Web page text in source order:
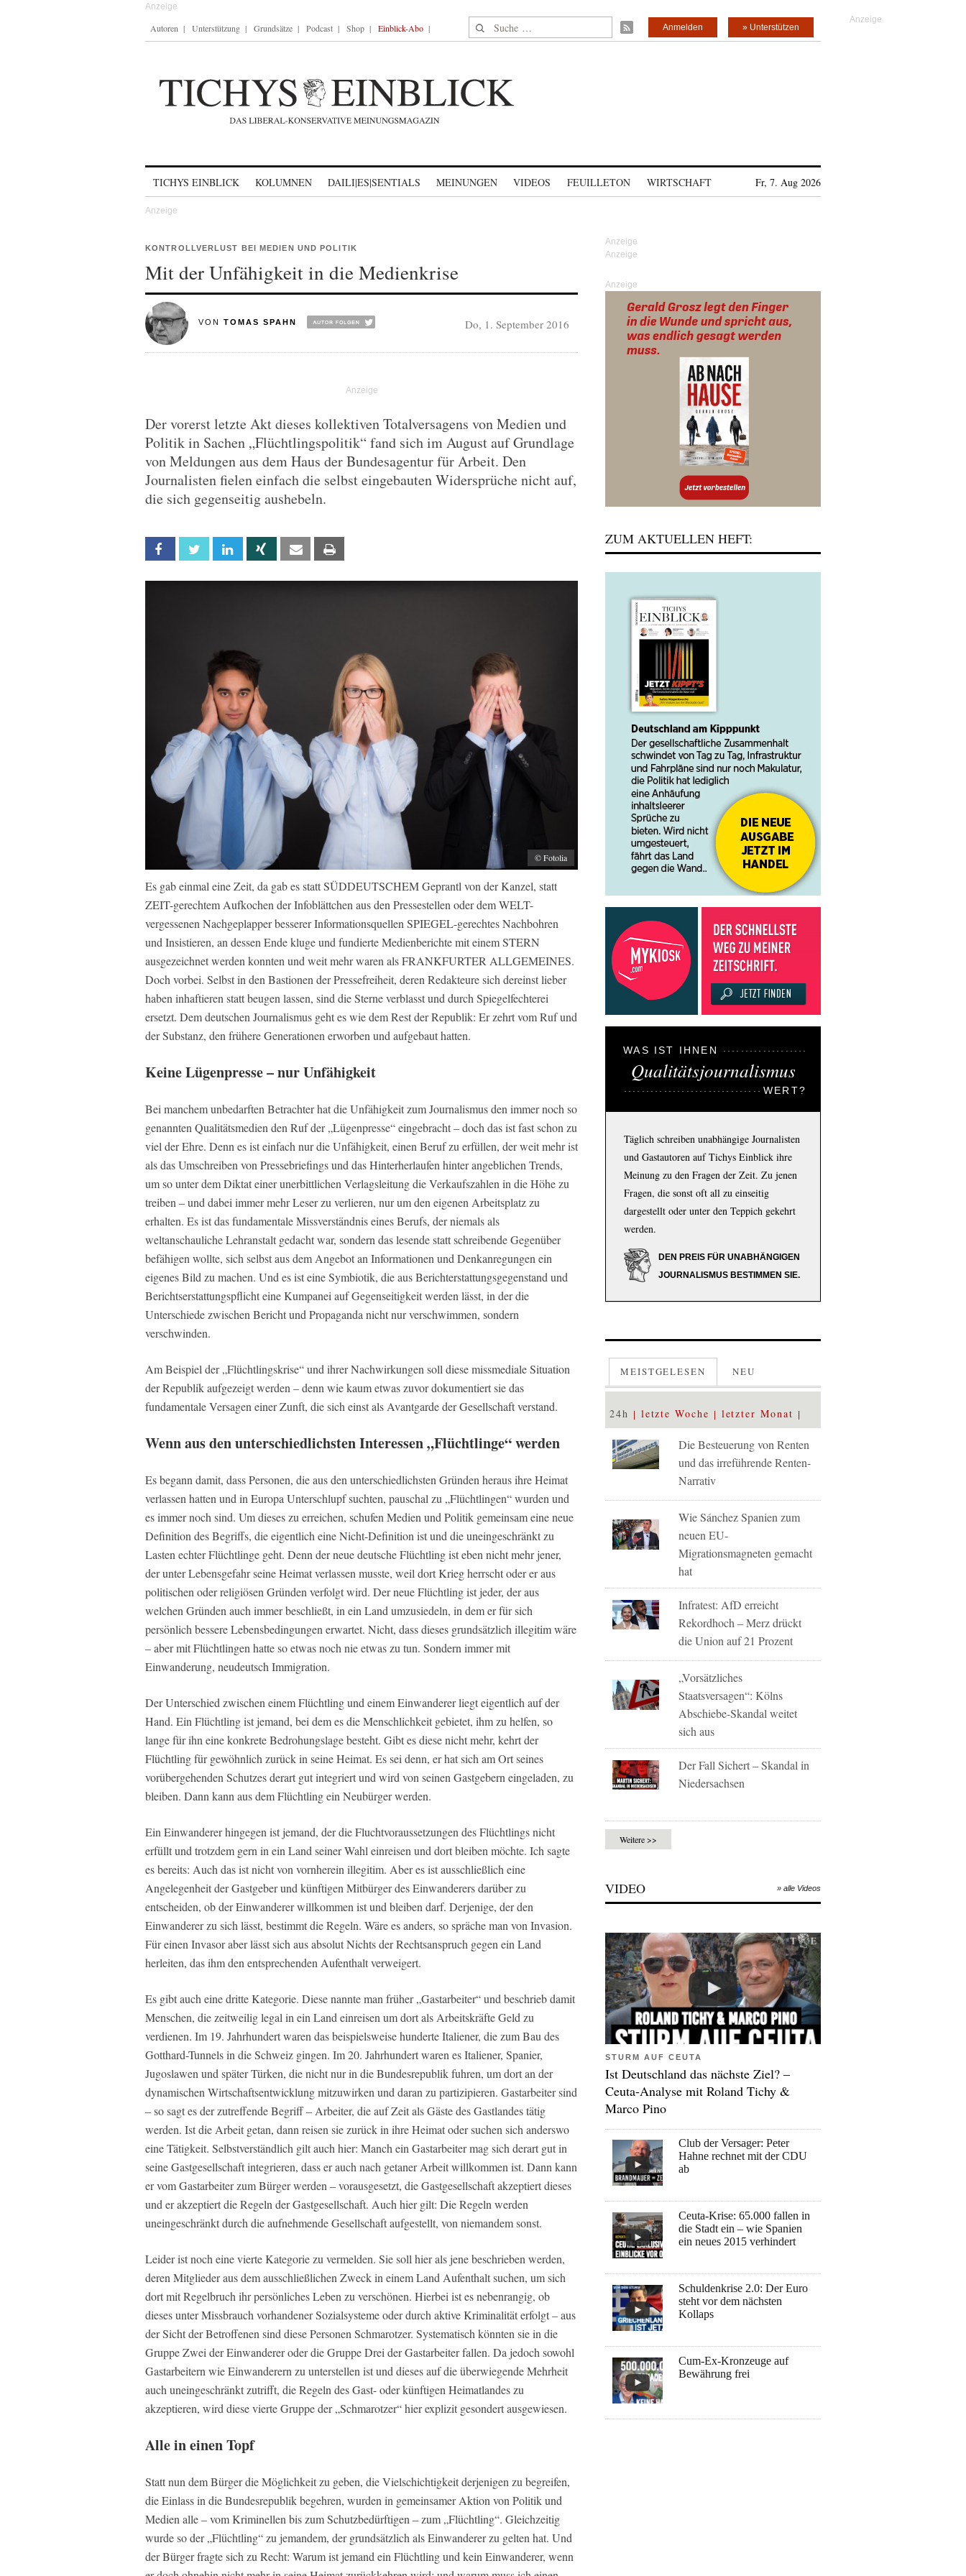
Autoren Unterstützung Grundsätze Podcast Shop Einblick-Abo Suche nach: » Unterstützen
Anmelden
TICHYS EINBLICK KOLUMNEN DAILI|ES|SENTIALS MEINUNGEN VIDEOS FEUILLETON WIRTSCHAFT Fr, 7. Aug 2026
KONTROLLVERLUST BEI MEDIEN UND POLITIK
Mit der Unfähigkeit in die Medienkrise
VON TOMAS SPAHN Do, 1. September 2016
Der vorerst letzte Akt dieses kollektiven Totalversagens von Medien und
Politik in Sachen „Flüchtlingspolitik“ fand sich im August auf Grundlage
von Meldungen aus dem Haus der Bundesagentur für Arbeit. Den
Journalisten fielen einfach die selbst eingebauten Widersprüche nicht auf,
die sich gegenseitig aushebeln.
Facebook Twitter Linkedin Xing Email
© Fotolia
Es gab einmal eine Zeit, da gab es statt SÜDDEUTSCHEM Geprantl von der Kanzel, statt
ZEIT-gerechtem Aufkochen der Infoblättchen aus den Pressestellen oder dem WELT-
vergessenen Nachgeplapper besserer Informationsquellen SPIEGEL-gerechtes Nachbohren
und Insistieren, an dessen Ende kluge und fundierte Medienberichte mit einem STERN
ausgezeichnet werden konnten und weit mehr waren als FRANKFURTER ALLGEMEINES.
Doch vorbei. Selbst in den Bastionen der Pressefreiheit, deren Redakteure sich dereinst lieber
haben inhaftieren statt beugen lassen, sind die Sterne verblasst und durch Spiegelfechterei
ersetzt. Dem deutschen Journalismus geht es wie dem Rest der Republik: Er zehrt vom Ruf und
der Substanz, den frühere Generationen erworben und aufgebaut hatten.
Keine Lügenpresse – nur Unfähigkeit
Bei manchem unbedarften Betrachter hat die Unfähigkeit zum Journalismus den immer noch so
genannten Qualitätsmedien den Ruf der „Lügenpresse“ eingebracht – doch das ist fast schon zu
viel der Ehre. Denn es ist einfach nur die Unfähigkeit, einen Beruf zu erfüllen, der weit mehr ist
als das Umschreiben von Pressebriefings und das Hinterherlaufen hinter angeblichen Trends,
um so unter dem Diktat einer unerbittlichen Verlagsleitung die Verkaufszahlen in die Höhe zu
treiben – und dabei immer mehr Leser zu verlieren, nur um den eigenen Arbeitsplatz zu
erhalten. Es ist das fundamentale Missverständnis eines Berufs, der niemals als
weltanschauliche Lehranstalt gedacht war, sondern das lesende statt schreibende Gegenüber
befähigen wollte, sich selbst aus dem Angebot an Informationen und Denkanregungen ein
eigenes Bild zu machen. Und es ist eine Symbiotik, die aus Berichterstattungsgegenstand und
Berichtserstattungspflicht eine Kumpanei auf Gegenseitigkeit werden lässt, in der die
Unterschiede zwischen Bericht und Propaganda nicht nur verschwimmen, sondern
verschwinden.
Am Beispiel der „Flüchtlingskrise“ und ihrer Nachwirkungen soll diese missmediale Situation
der Republik aufgezeigt werden – denn wie kaum etwas zuvor dokumentiert sie das
fundamentale Versagen einer Zunft, die sich einst als Avantgarde der Gesellschaft verstand.
Wenn aus den unterschiedlichsten Interessen „Flüchtlinge“ werden
Es begann damit, dass Personen, die aus den unterschiedlichsten Gründen heraus ihre Heimat
verlassen hatten und in Europa Unterschlupf suchten, pauschal zu „Flüchtlingen“ wurden und
es immer noch sind. Um dieses zu erreichen, schufen Medien und Politik gemeinsam eine neue
Definition des Begriffs, die eigentlich eine Nicht-Definition ist und die uneingeschränkt zu
Lasten echter Flüchtlinge geht. Denn der neue deutsche Flüchtling ist eben nicht mehr jener,
der unter Lebensgefahr seine Heimat verlassen musste, weil dort Krieg herrscht oder er aus
politischen oder religiösen Gründen verfolgt wird. Der neue Flüchtling ist jeder, der aus
welchen Gründen auch immer beschließt, in ein Land umzusiedeln, in dem er für sich
persönlich bessere Lebensbedingungen erwartet. Nicht, dass dieses grundsätzlich illegitim wäre
– aber mit Flüchtlingen hatte so etwas noch nie etwas zu tun. Sondern immer mit
Einwanderung, neudeutsch Immigration.
Der Unterschied zwischen einem Flüchtling und einem Einwanderer liegt eigentlich auf der
Hand. Ein Flüchtling ist jemand, bei dem es die Menschlichkeit gebietet, ihm zu helfen, so
lange für ihn eine konkrete Bedrohungslage besteht. Gibt es diese nicht mehr, kehrt der
Flüchtling für gewöhnlich zurück in seine Heimat. Es sei denn, er hat sich am Ort seines
vorübergehenden Schutzes derart gut integriert und wird von seinen Gastgebern eingeladen, zu
bleiben. Dann kann aus dem Flüchtling ein Neubürger werden.
Ein Einwanderer hingegen ist jemand, der die Fluchtvoraussetzungen des Flüchtlings nicht
erfüllt und trotzdem gern in ein Land seiner Wahl einreisen und dort bleiben möchte. Ich sagte
es bereits: Auch das ist nicht von vornherein illegitim. Aber es ist ausschließlich eine
Angelegenheit der Gastgeber und künftigen Mitbürger des Einwanderers darüber zu
entscheiden, ob der Einwanderer willkommen ist und bleiben darf. Derjenige, der den
Einwanderer zu sich lässt, bestimmt die Regeln. Wäre es anders, so spräche man von Invasion.
Für einen Invasor aber lässt sich aus absolut Nichts der Rechtsanspruch gegen ein Land
herleiten, das ihm den entsprechenden Aufenthalt verweigert.
Es gibt auch eine dritte Kategorie. Diese nannte man früher „Gastarbeiter“ und beschrieb damit
Menschen, die zeitweilig legal in ein Land einreisen um dort als Arbeitskräfte Geld zu
verdienen. Im 19. Jahrhundert waren das beispielsweise hunderte Italiener, die zum Bau des
Gotthard-Tunnels in die Schweiz gingen. Im 20. Jahrhundert waren es Italiener, Spanier,
Jugoslawen und später Türken, die nicht nur in die Bundesrepublik fuhren, um dort an der
dynamischen Wirtschaftsentwicklung mitzuwirken und daran zu partizipieren. Gastarbeiter sind
– so sagt es der zutreffende Begriff – Arbeiter, die auf Zeit als Gäste des Gastlandes tätig
werden. Ist die Arbeit getan, dann reisen sie zurück in ihre Heimat oder suchen sich anderswo
eine Tätigkeit. Selbstverständlich gilt auch hier: Manch ein Gastarbeiter mag sich derart gut in
seine Gastgesellschaft integrieren, dass er auch nach getaner Arbeit willkommen ist. Dann kann
er vom Gastarbeiter zum Bürger werden – vorausgesetzt, die Gastgesellschaft akzeptiert dieses
und er akzeptiert die Regeln der Gastgesellschaft. Auch hier gilt: Die Regeln werden
uneingeschränkt durch die aufnehmende Gesellschaft aufgestellt, von niemandem sonst.
Leider ist noch eine vierte Kategorie zu vermelden. Sie soll hier als jene beschrieben werden,
deren Mitglieder aus dem ausschließlichen Zweck in einem Land Aufenthalt suchen, um sich
dort mit Regelbruch ihr persönliches Leben zu verschönen. Hierbei ist es nebenrangig, ob
dieses unter Missbrauch vorhandener Sozialsysteme oder durch aktive Kriminalität erfolgt – aus
der Sicht der Betroffenen sind diese Personen Schmarotzer. Systematisch könnten sie in die
Gruppe Zwei der Einwanderer oder die Gruppe Drei der Gastarbeiter fallen. Da jedoch sowohl
Gastarbeitern wie Einwanderern zu unterstellen ist und dieses auf die überwiegende Mehrheit
auch uneingeschränkt zutrifft, die Regeln des Gast- oder künftigen Heimatlandes zu
akzeptieren, wird diese vierte Gruppe der „Schmarotzer“ hier explizit gesondert ausgewiesen.
Alle in einen Topf
Statt nun dem Bürger die Möglichkeit zu geben, die Vielschichtigkeit derjenigen zu begreifen,
die Einlass in die Bundesrepublik begehren, wurden in gemeinsamer Aktion von Politik und
Medien alle – vom Kriminellen bis zum Schutzbedürftigen – zum „Flüchtling“. Gleichzeitig
wurde so der „Flüchtling“ zu jemandem, der grundsätzlich als Einwanderer zu gelten hat. Und
der Bürger fragte sich zu Recht: Warum ist jemand ein Flüchtling und kein Einwanderer, wenn
Anzeige
ZUM AKTUELLEN HEFT:
WAS IST IHNEN
Qualitätsjournalismus
WERT?
Täglich schreiben unabhängige Journalisten
und Gastautoren auf Tichys Einblick ihre
Meinung zu den Fragen der Zeit. Zu jenen
Fragen, die sonst oft all zu einseitig
dargestellt oder unter den Teppich gekehrt
werden.
DEN PREIS FÜR UNABHÄNGIGEN
JOURNALISMUS BESTIMMEN SIE.
MEISTGELESEN NEU
24h letzte Woche letzter Monat
Die Besteuerung von Renten
und das irreführende Renten-
Narrativ
Wie Sánchez Spanien zum
neuen EU-
Migrationsmagneten gemacht
hat
Infratest: AfD erreicht
Rekordhoch – Merz drückt
die Union auf 21 Prozent
„Vorsätzliches
Staatsversagen“: Kölns
Abschiebe-Skandal weitet
sich aus
Der Fall Sichert – Skandal in
Niedersachsen
Weitere >>
VIDEO » alle Videos
STURM AUF CEUTA
Ist Deutschland das nächste Ziel? –
Ceuta-Analyse mit Roland Tichy &
Marco Pino
Club der Versager: Peter
Hahne rechnet mit der CDU
ab
Ceuta-Krise: 65.000 fallen in
die Stadt ein – wie Spanien
ein neues 2015 verhindert
Schuldenkrise 2.0: Der Euro
steht vor dem nächsten
Kollaps
Cum-Ex-Kronzeuge auf
Bewährung frei